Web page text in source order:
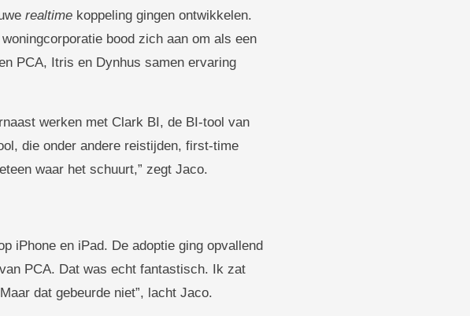
realtimekoppeling gingen ontwikkelen.
bood zich aan om als een
PCA, Itris en Dynhus samen ervaring
werken met Clark BI, de BI-tool van
die onder andere reistijden, first-time
waar het schuurt,” zegt Jaco.
iPhone en iPad. De adoptie ging opvallend
PCA. Dat was echt fantastisch. Ik zat
dat gebeurde niet”, lacht Jaco.